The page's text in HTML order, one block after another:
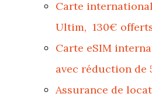
Carte
Ultim, 130€
Carte eSIM
avec réduction de
Assurance de